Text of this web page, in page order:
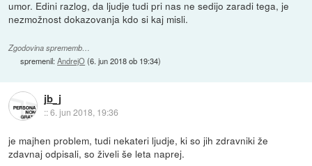
umor. Edini razlog, da ljudje tudi pri nas ne sedijo zaradi tega, je
nezmožnost dokazovanja kdo si kaj misli.
Zgodovina sprememb…
spremenil:AndrejO(6. jun 2018 ob 19:34)
jb_j
::6. jun 2018, 19:36
je majhen problem, tudi nekateri ljudje, ki so jih zdravniki že
zdavnaj odpisali, so živeli še leta naprej.